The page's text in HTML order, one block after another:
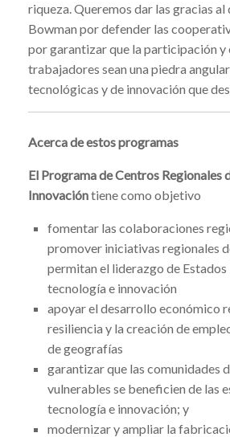
riqueza. Queremos dar las gracias
Bowman por defender las
por garantizar que la participación y
trabajadores sean una piedra
tecnológicas y de innovación que
Acerca de estos programas
El Programa de Centros Regionales
Innovacióntiene como objetivo
fomentar las colaboraciones
promover iniciativas regionales
permitan el liderazgo de Estados
tecnología e innovación
apoyar el desarrollo económico
resiliencia y la creación de
de geografías
garantizar que las comunidades
vulnerables se beneficien de las
tecnología e innovación; y
modernizar y ampliar la